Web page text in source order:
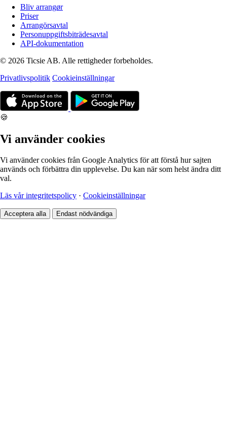
Bliv arrangør
Priser
Arrangörsavtal
Personuppgiftsbiträdesavtal
API-dokumentation
© 2026 Ticsie AB. Alle rettigheder forbeholdes.
Privatlivspolitik Cookieinställningar
🍪
Vi använder cookies
Vi använder cookies från Google Analytics för att förstå hur sajten
används och förbättra din upplevelse. Du kan när som helst ändra ditt
val.
Läs vår integritetspolicy · Cookieinställningar
Acceptera alla Endast nödvändiga